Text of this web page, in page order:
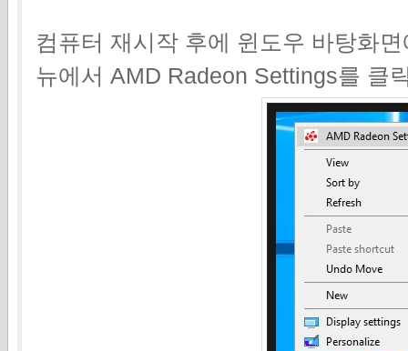
컴퓨터 재시작 후에 윈도우 바탕화
뉴에서 AMD Radeon Settings를 클